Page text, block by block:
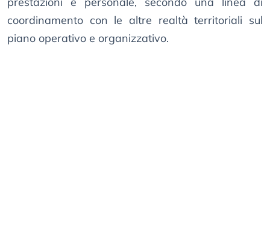
coordinamento con le altre realtà territoriali sul
piano operativo e organizzativo.